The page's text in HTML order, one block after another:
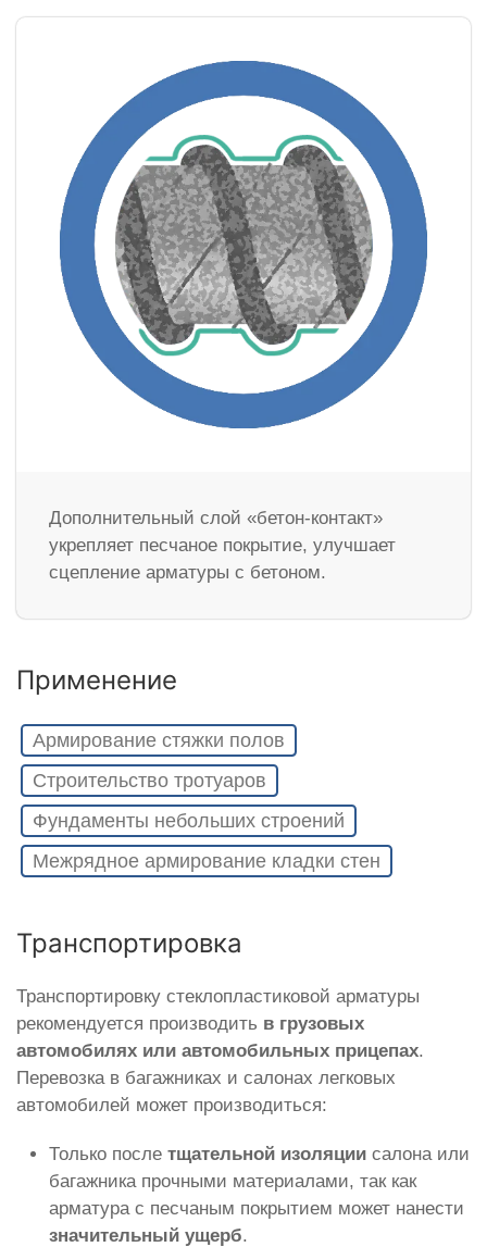
Дополнительный слой «бетон-контакт»
укрепляет песчаное покрытие, улучшает
сцепление арматуры с бетоном.
Применение
Армирование стяжки полов
Строительство тротуаров
Фундаменты небольших строений
Межрядное армирование кладки стен
Транспортировка
Транспортировку стеклопластиковой арматуры
рекомендуется производить в грузовых
автомобилях или автомобильных прицепах.
Перевозка в багажниках и салонах легковых
автомобилей может производиться:
Только после тщательной изоляции салона или
багажника прочными материалами, так как
арматура с песчаным покрытием может нанести
значительный ущерб.